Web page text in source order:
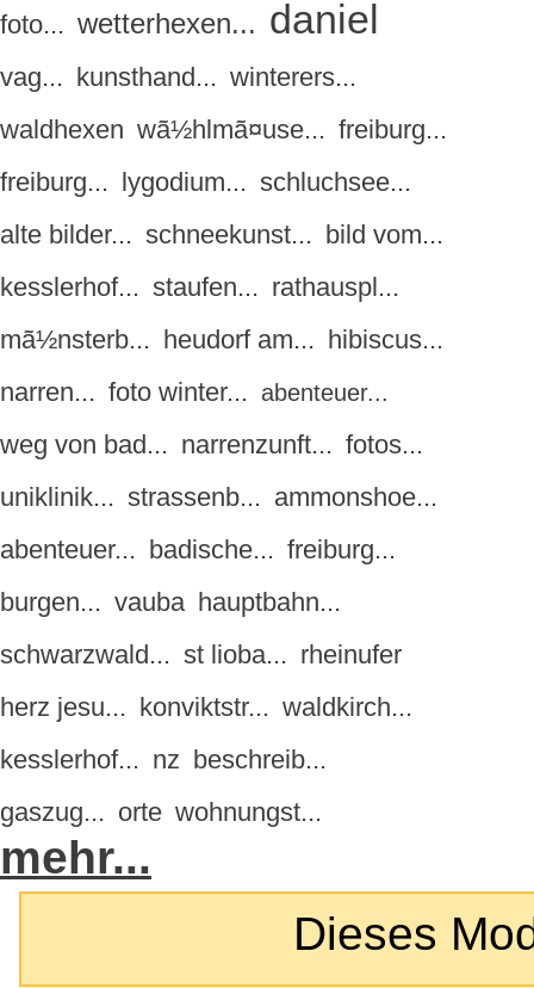
foto... wetterhexen... daniel
vag... kunsthand... winterers...
waldhexen wã½hlmã¤use... freiburg...
freiburg... lygodium... schluchsee...
alte bilder... schneekunst... bild vom...
kesslerhof... staufen... rathauspl...
mã½nsterb... heudorf am... hibiscus...
narren... foto winter... abenteuer...
weg von bad... narrenzunft... fotos...
uniklinik... strassenb... ammonshoe...
abenteuer... badische... freiburg...
burgen... vauba hauptbahn...
schwarzwald... st lioba... rheinufer
herz jesu... konviktstr... waldkirch...
kesslerhof... nz beschreib...
gaszug... orte wohnungst...
mehr...
Dieses